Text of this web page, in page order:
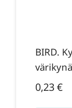
BIRD.
0,23€